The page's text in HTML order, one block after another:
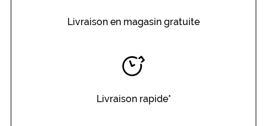
Livraison en magasin gratuite
Livraison rapide*